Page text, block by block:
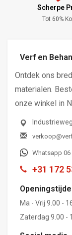
Scherpe
Tot 60%
Verf en
Ontdek ons
materialen.
onze winkel in
Whatsapp 06
+31 172
Ma - Vrij 9.00 -
Zaterdag 9.00 -